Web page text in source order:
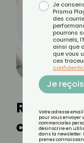
Recette
cabillaud⁣
Je
Prisma
des
pourrons
courriels,
ainsi que
que vous
ces
Je
Votre adresse
pour vous envoyer
commerciales
désinscrire en
dans la newsletter.
prenez